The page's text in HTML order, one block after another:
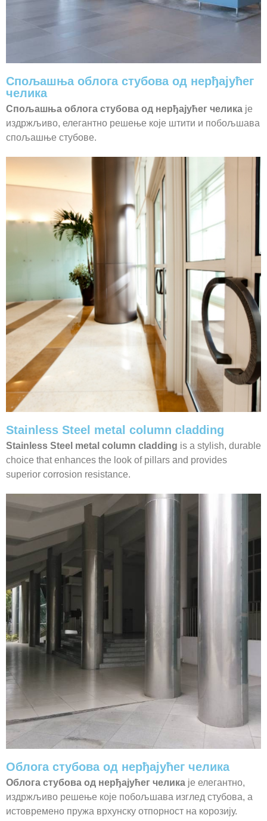
Спољашња облога стубова од нерђајућег
челика
Спољашња облога стубова од нерђајућег челика је
издржљиво, елегантно решење које штити и побољшава
спољашње стубове.
Stainless Steel metal column cladding
Stainless Steel metal column cladding is a stylish, durable
choice that enhances the look of pillars and provides
superior corrosion resistance.
Облога стубова од нерђајућег челика
Облога стубова од нерђајућег челика је елегантно,
издржљиво решење које побољшава изглед стубова, а
истовремено пружа врхунску отпорност на корозију.